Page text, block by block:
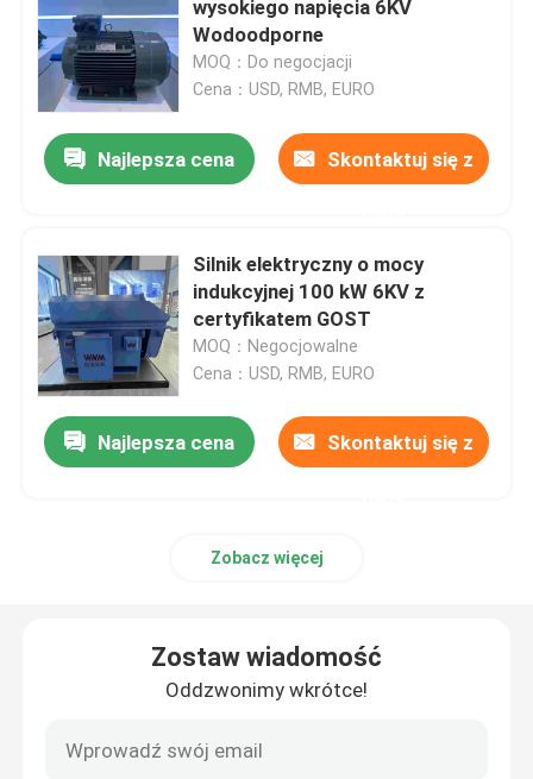
wysokiego napięcia 6KV
Wodoodporne
MOQ：Do negocjacji
Cena：USD, RMB, EURO
Najlepsza cena Skontaktuj się z
Silnik elektryczny o mocy
indukcyjnej 100 kW 6KV z
certyfikatem GOST
MOQ：Negocjowalne
Cena：USD, RMB, EURO
Najlepsza cena Skontaktuj się z
Zobacz więcej
Zostaw wiadomość
Oddzwonimy wkrótce!